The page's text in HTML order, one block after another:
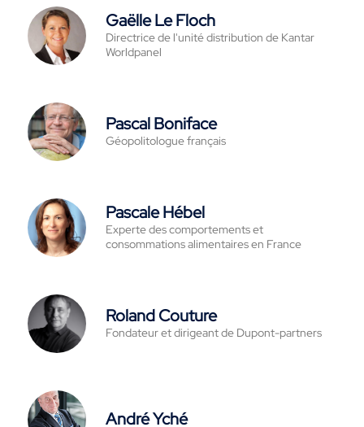
Gaëlle Le Floch
Directrice de l'unité distribution de Kantar
Worldpanel
Pascal Boniface
Géopolitologue français
Pascale Hébel
Experte des comportements et
consommations alimentaires en France
Roland Couture
Fondateur et dirigeant de Dupont-partners
André Yché